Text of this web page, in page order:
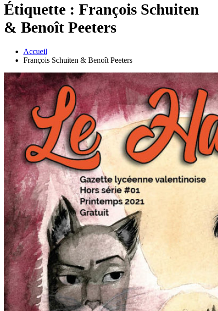
Étiquette : François Schuiten
& Benoît Peeters
Accueil
François Schuiten & Benoît Peeters